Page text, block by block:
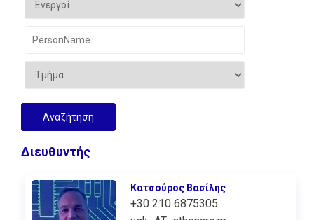
Διευθυντής
Κατσούρος Βασίλης
+30 210 6875305